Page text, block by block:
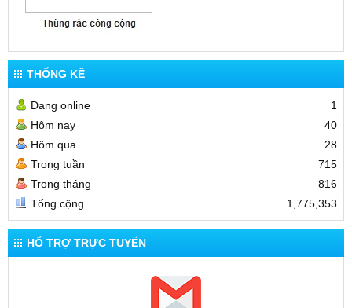
THỐNG KÊ
Đang online
1
Hôm nay
40
Hôm qua
28
Trong tuần
715
Trong tháng
816
Tổng cộng
1,775,353
HỔ TRỢ TRỰC TUYẾN